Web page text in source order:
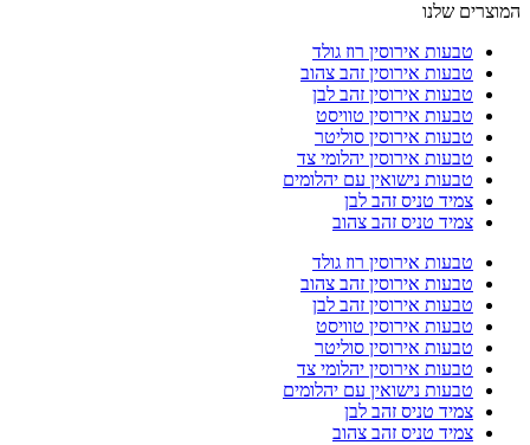
המוצרים שלנו
טבעות אירוסין רוז גולד
טבעות אירוסין זהב צהוב
טבעות אירוסין זהב לבן
טבעות אירוסין טוויסט
טבעות אירוסין סוליטר
טבעות אירוסין יהלומי צד
טבעות נישואין עם יהלומים
צמיד טניס זהב לבן
צמיד טניס זהב צהוב
טבעות אירוסין רוז גולד
טבעות אירוסין זהב צהוב
טבעות אירוסין זהב לבן
טבעות אירוסין טוויסט
טבעות אירוסין סוליטר
טבעות אירוסין יהלומי צד
טבעות נישואין עם יהלומים
צמיד טניס זהב לבן
צמיד טניס זהב צהוב